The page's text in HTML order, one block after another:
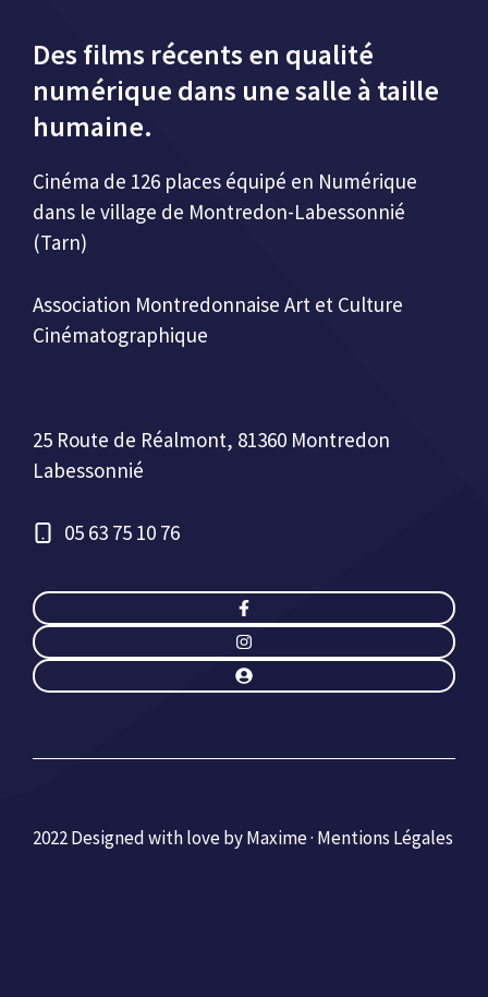
Des films récents en qualité
numérique dans une salle à taille
humaine.
Cinéma de 126 places équipé en Numérique
dans le village de Montredon-Labessonnié
(Tarn)
Association Montredonnaise Art et Culture
Cinématographique
25 Route de Réalmont, 81360 Montredon
Labessonnié
05 63 75 10 76
2022 Designed with love by Maxime · Mentions Légales